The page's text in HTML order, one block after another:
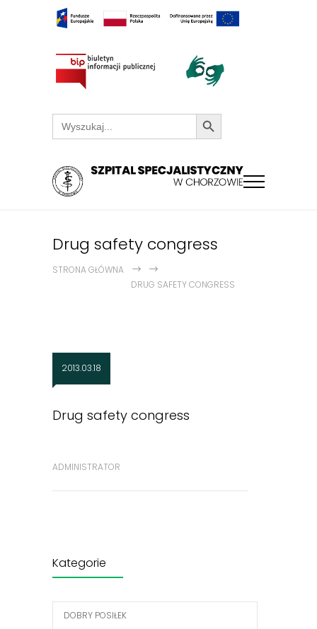
Search
for:
Search Button
Drug safety congress
STRONA GŁÓWNA
DRUG SAFETY CONGRESS
2013.03.18
Drug safety congress
ADMINISTRATOR
Kategorie
DOBRY POSIŁEK